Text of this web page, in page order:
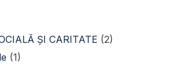
ŞI CARITATE (2)
(1)